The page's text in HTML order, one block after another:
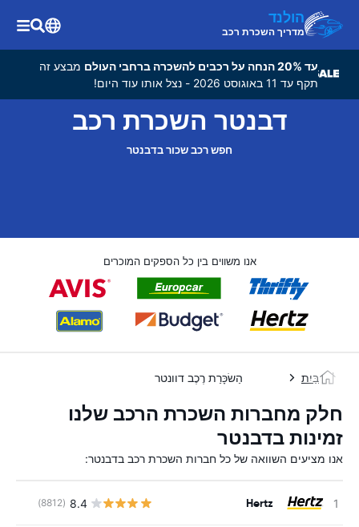
הולנד
מדריך השכרת רכב
עד 20% הנחה על רכבים להשכרה ברחבי העולם
מבצע זה
תקף עד 11 באוגוסט 2026 - נצל אותו עוד היום!
דבנטר השכרת רכב
חפש רכב שכור בדבנטר
אנו משווים בין כל הספקים המוכרים
בַּיִת הַשׂכָּרַת רֶכֶב דוונטר
חלק מחברות השכרת הרכב שלנו
זמינות בדבנטר
אנו מציעים השוואה של כל חברות השכרת רכב בדבנטר:
Hertz
8.4
(8812)